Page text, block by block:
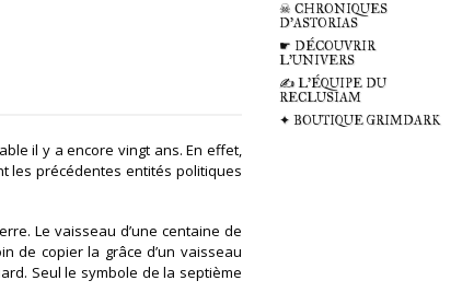
☠ CHRONIQUES
D'ASTORIAS
☛ DÉCOUVRIR
L'UNIVERS
✍ L'ÉQUIPE DU
RECLUSIAM
✦ BOUTIQUE GRIMDARK
il y a encore vingt ans. En effet,
les précédentes entités politiques
Le vaisseau d’une centaine de
de copier la grâce d’un vaisseau
Seul le symbole de la septième